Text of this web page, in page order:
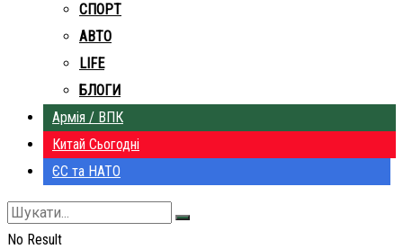
СПОРТ
АВТО
LIFE
БЛОГИ
Армія / ВПК
Китай Сьогодні
ЄС та НАТО
No Result